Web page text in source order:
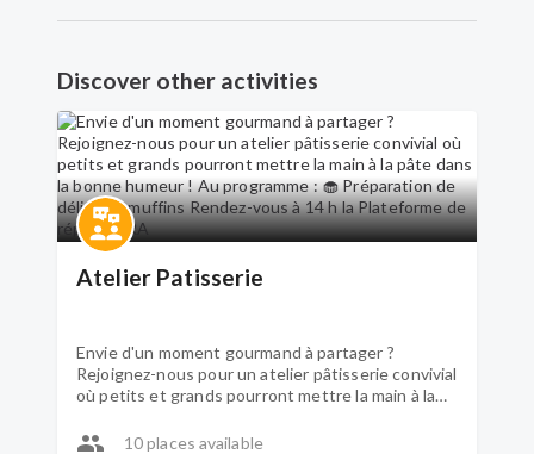
Discover other activities
Atelier Patisserie
Envie d'un moment gourmand à partager ?
Rejoignez-nous pour un atelier pâtisserie convivial
où petits et grands pourront mettre la main à la
Préparation de délicieux muffins Rendez-vous à
10 places available